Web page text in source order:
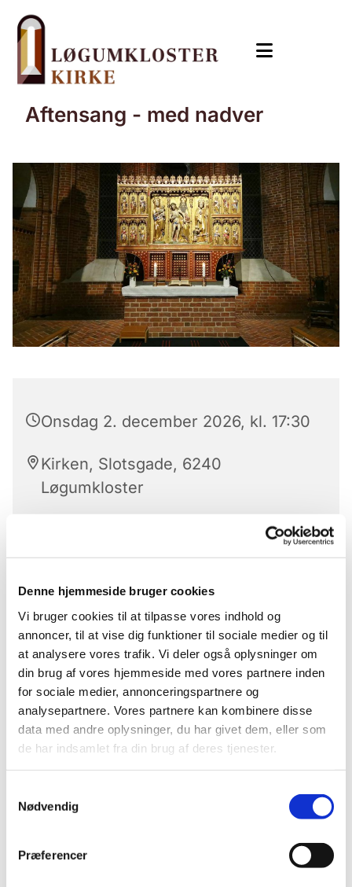
Denne hjemmeside bruger cookies
Vi bruger cookies til at tilpasse vores indhold og
annoncer, til at vise dig funktioner til sociale medier og til
at analysere vores trafik. Vi deler også oplysninger om
din brug af vores hjemmeside med vores partnere inden
for sociale medier, annonceringspartnere og
analysepartnere. Vores partnere kan kombinere disse
data med andre oplysninger, du har givet dem, eller som
de har indsamlet fra din brug af deres tjenester.
Nødvendig
Præferencer
Aftensang - med nadver
Onsdag 2. december 2026, kl. 17:30
Kirken, Slotsgade, 6240
Løgumkloster
Aftensangen ledes af kirkens præster eller en af
folkekirkens uddannelses- og videnscenters
præster.
Aftensang er for alle
Der serveres alkoholfri altervin.